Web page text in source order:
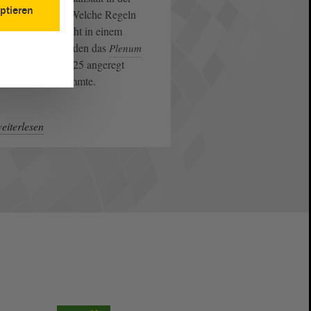
von Eisleben. Welche Regeln
sollen, steht in einem
über den das Plenum
16. Dezember 2025 angeregt
und abstimmte.